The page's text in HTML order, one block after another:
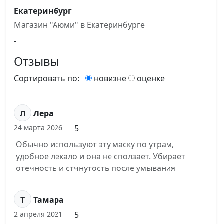
Екатеринбург
Магазин "Аюми" в Екатеринбурге
-
Отзывы
Сортировать по: новизне оценке
Л Лера
24 марта 2026
5
Обычно используют эту маску по утрам,
удобное лекало и она не сползает. Убирает
отечность и стчнутость после умывания
Т Тамара
2 апреля 2021
5